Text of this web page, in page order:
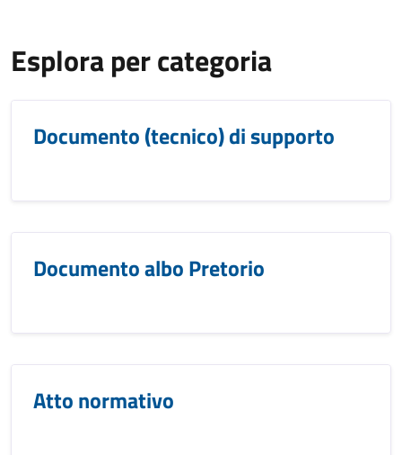
Esplora per categoria
Documento (tecnico) di supporto
Documento albo Pretorio
Atto normativo